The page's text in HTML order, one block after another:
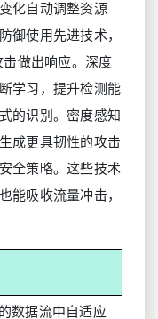
化自动调整资源
御使用先进技术，
击做出响应。深度
学习，提升检测能
的识别。密度感知
成更具韧性的攻击
全策略。这些技术
能吸收流量冲击，
数据流中自适应